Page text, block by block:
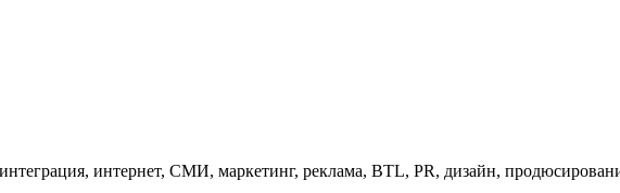
интернет, СМИ, маркетинг, реклама, BTL, PR, дизайн,